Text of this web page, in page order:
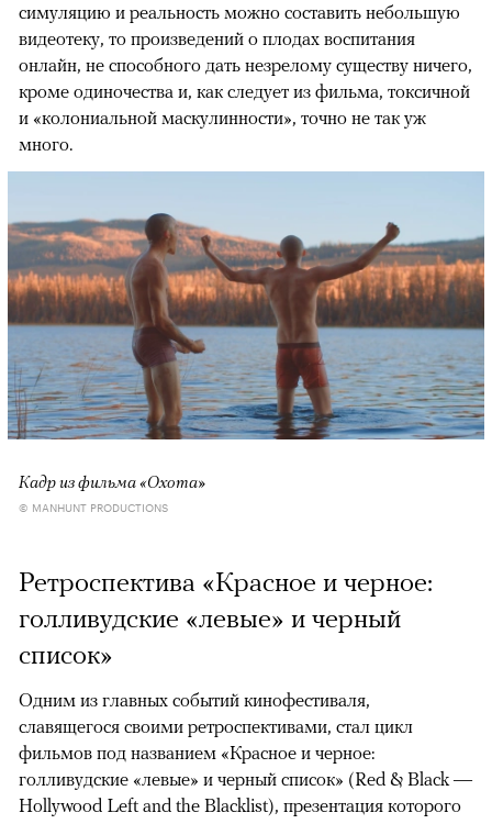
симуляцию и реальность можно составить небольшую
видеотеку, то произведений о плодах воспитания
онлайн, не способного дать незрелому существу ничего,
кроме одиночества и, как следует из фильма, токсичной
и «колониальной маскулинности», точно не так уж
много.
Кадр из фильма «Охота»
© MANHUNT PRODUCTIONS
Ретроспектива «Красное и черное:
голливудские «левые» и черный
список»
Одним из главных событий кинофестиваля,
славящегося своими ретроспективами, стал цикл
фильмов под названием «Красное и черное:
голливудские «левые» и черный список» (Red & Black —
Hollywood Left and the Blacklist), презентация которого